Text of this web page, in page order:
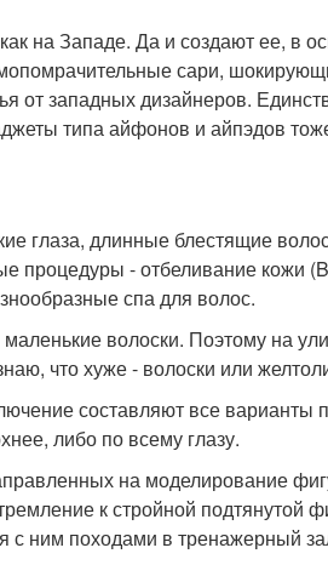
на Западе. Да и создают ее, в
сари,
от западных дизайнеров.
типа айфонов и айпэдов
глаза, длинные блестящие
процедуры - отбеливание кожи
спа для волос.
волоски. Поэтому на
что хуже - волоски или
составляют все варианты
либо по всему глазу.
на моделирование
к стройной подтянутой
с ним походами в тренажерный